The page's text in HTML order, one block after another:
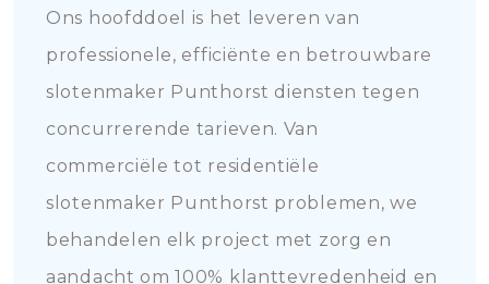
Ons hoofddoel is het leveren van
professionele, efficiënte en betrouwbare
slotenmaker Punthorst diensten tegen
concurrerende tarieven. Van
commerciële tot residentiële
slotenmaker Punthorst problemen, we
behandelen elk project met zorg en
aandacht om 100% klanttevredenheid en